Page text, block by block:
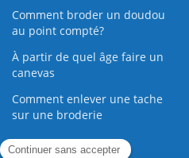
Comment broder un doudou
au point compté?
À partir de quel âge faire un
canevas
Comment enlever une tache
sur une broderie
Guide de la Broderie